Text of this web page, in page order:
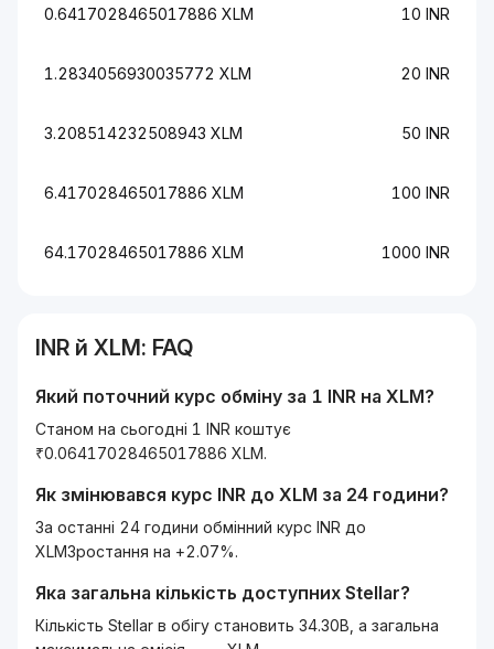
0.6417028465017886 XLM 10 INR
1.2834056930035772 XLM 20 INR
3.208514232508943 XLM 50 INR
6.417028465017886 XLM 100 INR
64.17028465017886 XLM 1000 INR
INR й XLM: FAQ
Який поточний курс обміну за 1 INR на XLM?
Станом на сьогодні 1 INR коштує
₹0.06417028465017886 XLM.
Як змінювався курс INR до XLM за 24 години?
За останні 24 години обмінний курс INR до
XLMЗростання на +2.07%.
Яка загальна кількість доступних Stellar?
Кількість Stellar в обігу становить 34.30B, а загальна